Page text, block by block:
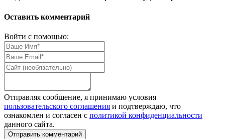
Оставить комментарий
Войти с помощью:
Отправляя сообщение, я принимаю условия
пользовательского соглашения и подтверждаю, что
ознакомлен и согласен с политикой конфиденциальности
данного сайта.